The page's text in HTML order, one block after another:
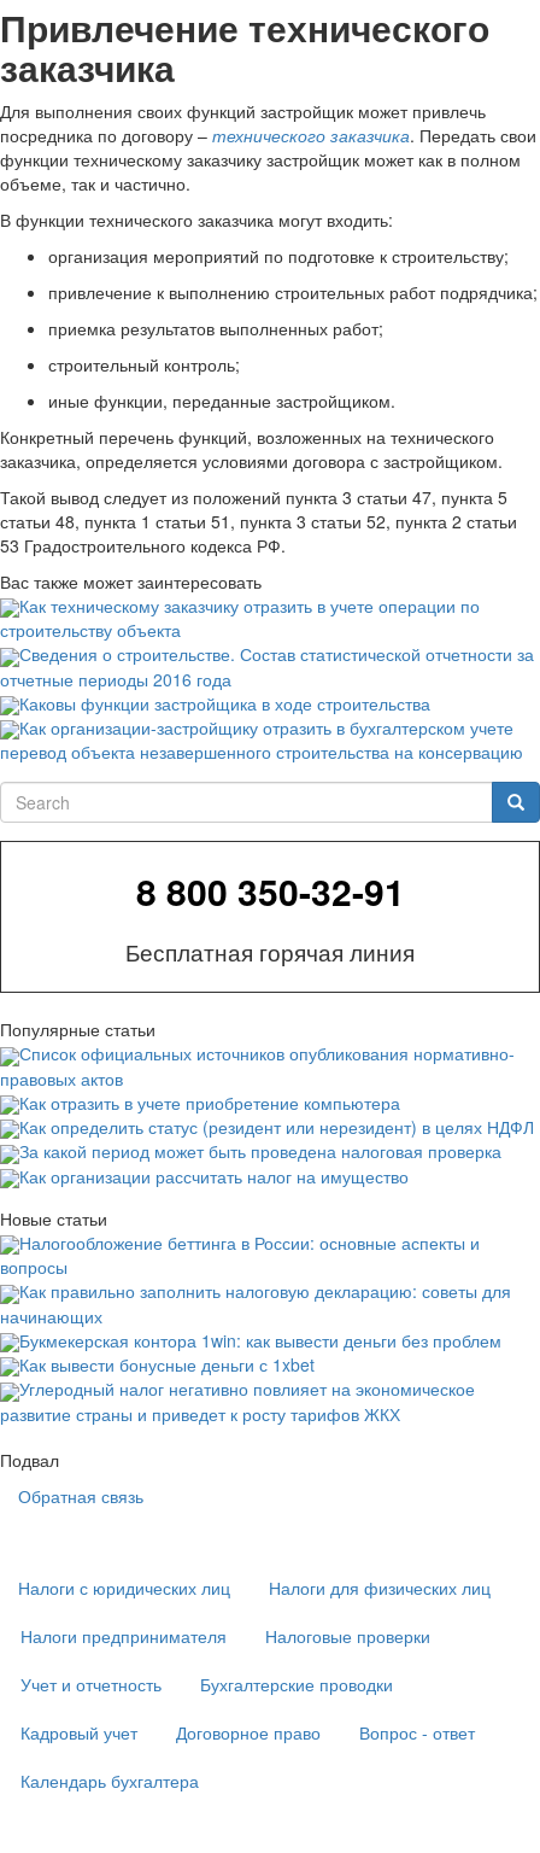
Привлечение технического
заказчика
Для выполнения своих функций застройщик может привлечь
посредника по договору – технического заказчика. Передать свои
функции техническому заказчику застройщик может как в полном
объеме, так и частично.
В функции технического заказчика могут входить:
организация мероприятий по подготовке к строительству;
привлечение к выполнению строительных работ подрядчика;
приемка результатов выполненных работ;
строительный контроль;
иные функции, переданные застройщиком.
Конкретный перечень функций, возложенных на технического
заказчика, определяется условиями договора с застройщиком.
Такой вывод следует из положений пункта 3 статьи 47, пункта 5
статьи 48, пункта 1 статьи 51, пункта 3 статьи 52, пункта 2 статьи
53 Градостроительного кодекса РФ.
Вас также может заинтересовать
Как техническому заказчику отразить в учете операции по
строительству объекта
Сведения о строительстве. Состав статистической отчетности за
отчетные периоды 2016 года
Каковы функции застройщика в ходе строительства
Как организации-застройщику отразить в бухгалтерском учете
перевод объекта незавершенного строительства на консервацию
Search
8 800 350-32-91
Бесплатная горячая линия
Популярные статьи
Список официальных источников опубликования нормативно-
правовых актов
Как отразить в учете приобретение компьютера
Как определить статус (резидент или нерезидент) в целях НДФЛ
За какой период может быть проведена налоговая проверка
Как организации рассчитать налог на имущество
Новые статьи
Налогообложение беттинга в России: основные аспекты и
вопросы
Как правильно заполнить налоговую декларацию: советы для
начинающих
Букмекерская контора 1win: как вывести деньги без проблем
Как вывести бонусные деньги с 1xbet
Углеродный налог негативно повлияет на экономическое
развитие страны и приведет к росту тарифов ЖКХ
Подвал
Обратная связь
подвале)
Налоги с юридических лиц
Налоги для физических лиц
Налоги предпринимателя
Налоговые проверки
Учет и отчетность
Бухгалтерские проводки
Кадровый учет
Договорное право
Вопрос - ответ
Календарь бухгалтера